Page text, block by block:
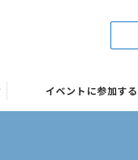
イベントに参加する